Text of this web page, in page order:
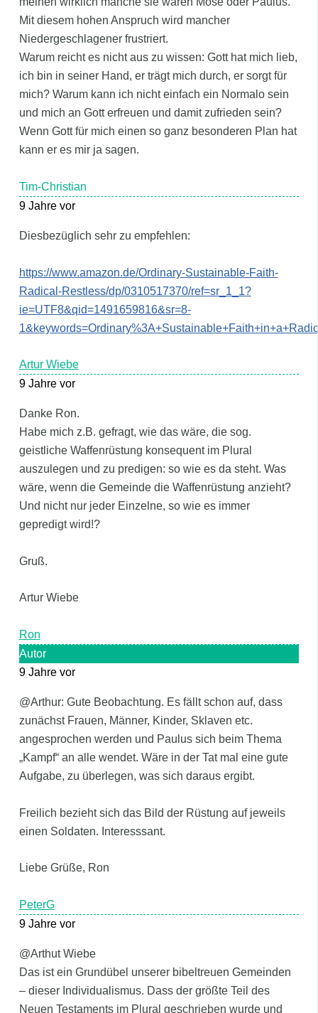
Mit diesem hohen Anspruch wird mancher
Niedergeschlagener frustriert.
Warum reicht es nicht aus zu wissen: Gott hat mich lieb,
ich bin in seiner Hand, er trägt mich durch, er sorgt für
mich? Warum kann ich nicht einfach ein Normalo sein
und mich an Gott erfreuen und damit zufrieden sein?
Wenn Gott für mich einen so ganz besonderen Plan hat
kann er es mir ja sagen.
Tim-Christian
9 Jahre vor
Diesbezüglich sehr zu empfehlen:
https://www.amazon.de/Ordinary-Sustainable-Faith-
Radical-Restless/dp/0310517370/ref=sr_1_1?
ie=UTF8&qid=1491659816&sr=8-
Artur Wiebe
9 Jahre vor
Danke Ron.
Habe mich z.B. gefragt, wie das wäre, die sog.
geistliche Waffenrüstung konsequent im Plural
auszulegen und zu predigen: so wie es da steht. Was
wäre, wenn die Gemeinde die Waffenrüstung anzieht?
Und nicht nur jeder Einzelne, so wie es immer
gepredigt wird!?
Gruß.
Artur Wiebe
Ron
Autor
9 Jahre vor
@Arthur: Gute Beobachtung. Es fällt schon auf, dass
zunächst Frauen, Männer, Kinder, Sklaven etc.
angesprochen werden und Paulus sich beim Thema
„Kampf“ an alle wendet. Wäre in der Tat mal eine gute
Aufgabe, zu überlegen, was sich daraus ergibt.
Freilich bezieht sich das Bild der Rüstung auf jeweils
einen Soldaten. Interesssant.
Liebe Grüße, Ron
PeterG
9 Jahre vor
@Arthut Wiebe
Das ist ein Grundübel unserer bibeltreuen Gemeinden
– dieser Individualismus. Dass der größte Teil des
Neuen Testaments im Plural geschrieben wurde und